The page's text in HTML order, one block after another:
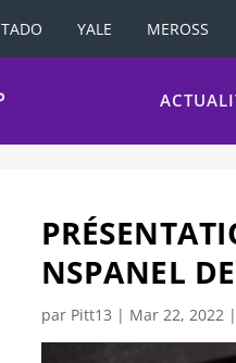
TADO YALE MEROSS
NSPANEL
par Pitt13 | Mar 22, 2022|